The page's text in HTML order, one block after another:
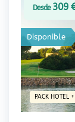
PACK HOTEL
Disponible
Desde 309